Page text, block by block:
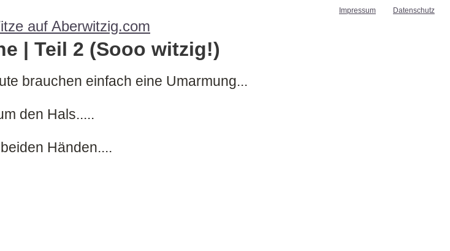
Impressum Datenschutz
| Teil 2 (Sooo witzig!)
brauchen einfach eine Umarmung...
den Hals.....
Händen....